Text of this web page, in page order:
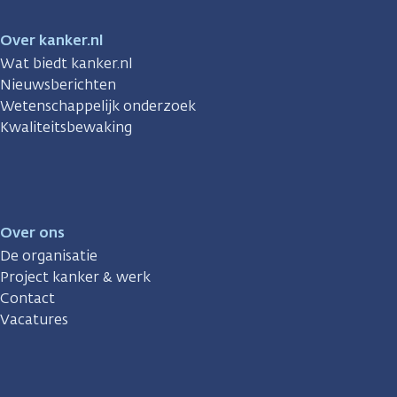
Over kanker.nl
Wat biedt kanker.nl
Nieuwsberichten
Wetenschappelijk onderzoek
Kwaliteitsbewaking
Over ons
De organisatie
Project kanker & werk
Contact
Vacatures